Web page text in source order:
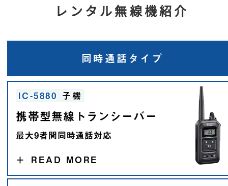
レンタル無線機紹介
同時通話 タイプ
IC-5880 子機
携帯型無線トランシーバー
最大9者間同時通話対応
＋
READ MORE